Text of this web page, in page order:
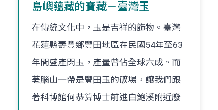
島嶼蘊藏的寶藏－臺灣玉
在傳統文化中，玉是吉祥的飾物。臺灣
花蓮縣壽豐鄉豐田地區在民國54年至63
年間盛產閃玉，產量曾佔全球六成。而
荖腦山一帶是豐田玉的礦場，讓我們跟
著科博館何恭算博士前進白鮑溪附近廢